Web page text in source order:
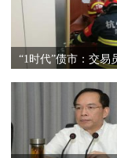
“1时代”债市：交易